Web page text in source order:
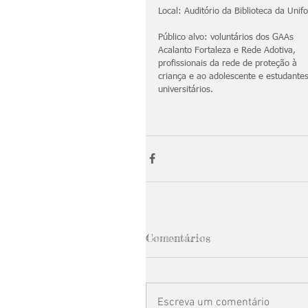
Local: Auditório da Biblioteca da
Público alvo: voluntários dos GAAs
Acalanto Fortaleza e Rede Adotiva,
profissionais da rede de proteção à
criança e ao adolescente e
universitários.
Comentários
Escreva um comentário